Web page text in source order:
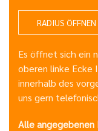
RADIUS ÖFFNEN
Es öffnet sich ein
oberen linke Ecke
innerhalb des
uns gern
Alle angegebenen